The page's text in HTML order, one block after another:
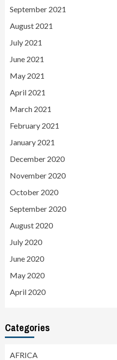
September 2021
August 2021
July 2021
June 2021
May 2021
April 2021
March 2021
February 2021
January 2021
December 2020
November 2020
October 2020
September 2020
August 2020
July 2020
June 2020
May 2020
April 2020
Categories
AFRICA